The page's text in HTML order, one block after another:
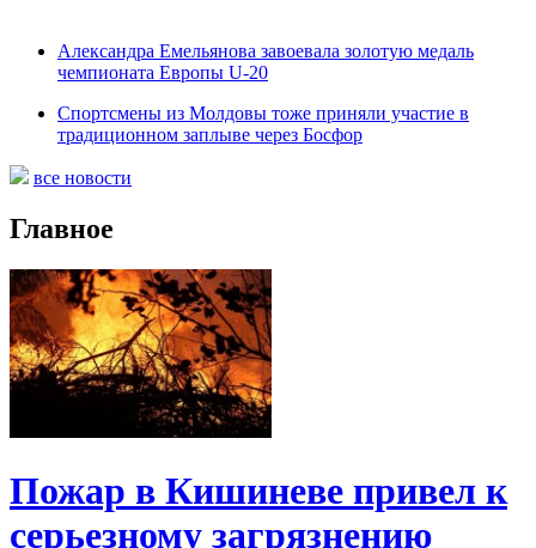
Александра Емельянова завоевала золотую медаль
чемпионата Европы U-20
Спортсмены из Молдовы тоже приняли участие в
традиционном заплыве через Босфор
все новости
Главное
Пожар в Кишиневе привел к
серьезному загрязнению